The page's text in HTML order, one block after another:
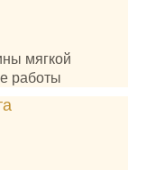
мягкой
работы